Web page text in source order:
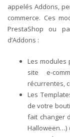
appelés Addons,
commerce. Ces
PrestaShop ou
d’Addons :
Les modules
site e-
récurrentes,
Les
de votre
fait changer
Halloween…)